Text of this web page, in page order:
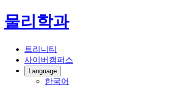
물리학과
트리니티
사이버캠퍼스
Language
한국어